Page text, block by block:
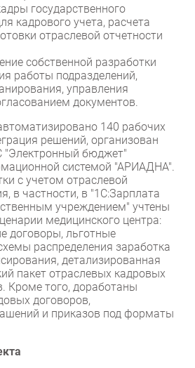
государственного
кадрового учета, расчета
отраслевой отчетности
собственной разработки
работы подразделений,
управления
документов.
140 рабочих
решений, организован
бюджет"
системой "АРИАДНА".
с учетом отраслевой
в частности, в "1С:Зарплата
учреждением" учтены
медицинского центра:
договоры, льготные
распределения заработка
детализированная
пакет отраслевых кадровых
Кроме того, доработаны
договоров,
и приказов под форматы